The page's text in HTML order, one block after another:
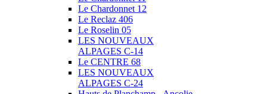
Le Chardonnet 12
Le Reclaz 406
Le Roselin 05
LES NOUVEAUX
ALPAGES C-14
Le CENTRE 68
LES NOUVEAUX
ALPAGES C-24